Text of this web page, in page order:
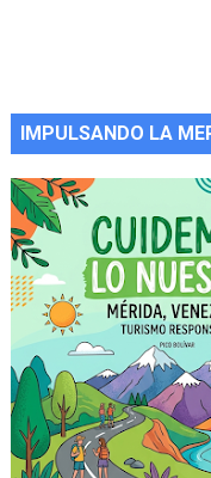
IMPULSANDO LA